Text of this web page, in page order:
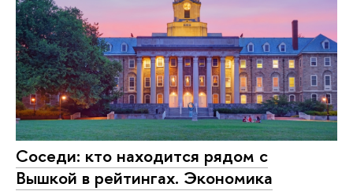
Соседи: кто находится рядом с
Вышкой в рейтингах. Экономика